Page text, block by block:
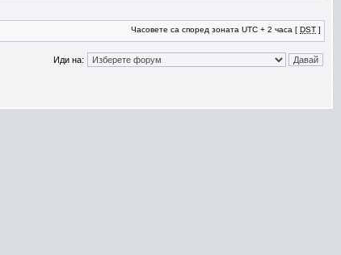
Часовете са според зоната UTC + 2 часа [ DST ]
Иди на: